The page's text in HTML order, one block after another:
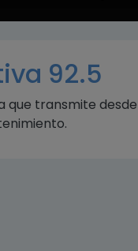
or
92.5
que transmite